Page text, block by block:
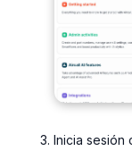
Inicia sesión